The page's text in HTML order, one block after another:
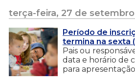
terça-feira, 27 de setembro
Período de
termina na sexta
Pais ou
data e horário de
para